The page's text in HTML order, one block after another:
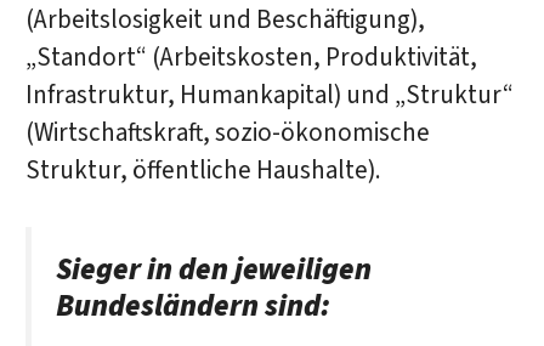
(Arbeitslosigkeit und Beschäftigung),
„Standort“ (Arbeitskosten, Produktivität,
Infrastruktur, Humankapital) und „Struktur“
(Wirtschaftskraft, sozio-ökonomische
Struktur, öffentliche Haushalte).
Sieger in den jeweiligen
Bundesländern sind: